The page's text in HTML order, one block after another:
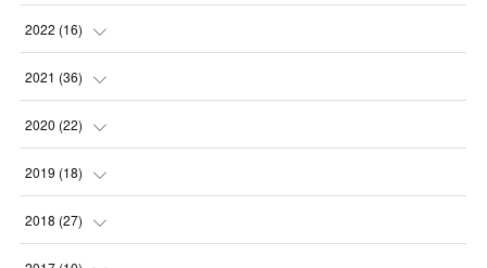
(1
(1
(2
(1
2022 (16)
(1
(1
(1
(3
2021 (36)
(2
(3
(3
(6
2020 (22)
(2
(4
(1
2019 (18)
(3
(2
2018 (27)